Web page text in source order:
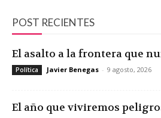
POST RECIENTES
El asalto a la frontera que
Política Javier Benegas - 9 agosto, 2026
El año que viviremos